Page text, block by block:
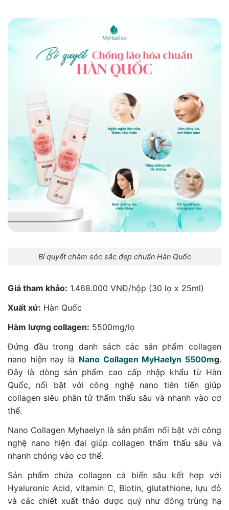
Bí quyết chăm sóc sắc đẹp chuẩn Hàn Quốc
Giá tham khảo: 1.468.000 VNĐ/hộp (30 lọ x 25ml)
Xuất xứ: Hàn Quốc
Hàm lượng collagen: 5500mg/lọ
Đứng đầu trong danh sách các sản phẩm collagen
nano hiện nay là Nano Collagen MyHaelyn 5500mg.
Đây là dòng sản phẩm cao cấp nhập khẩu từ Hàn
Quốc, nổi bật với công nghệ nano tiên tiến giúp
collagen siêu phân tử thẩm thấu sâu và nhanh vào cơ
thể.
Nano Collagen Myhaelyn là sản phẩm nổi bật với công
nghệ nano hiện đại giúp collagen thẩm thấu sâu và
nhanh chóng vào cơ thể.
Sản phẩm chứa collagen cá biển sâu kết hợp với
Hyaluronic Acid, vitamin C, Biotin, glutathione, lựu đỏ
và các chiết xuất thảo dược quý như đông trùng hạ